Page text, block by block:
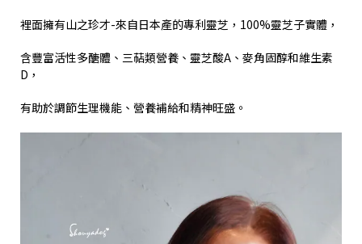
裡面擁有山之珍才-來自日本產的專利靈芝， 100%靈芝子實體，
含豐富活性多醣體、三萜類營養、靈芝酸A 、麥角固醇和維生素
D ，
有助於調節生理機能、營養補給和精神旺盛。